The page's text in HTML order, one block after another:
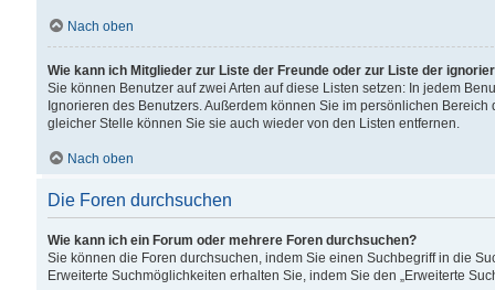
Nach oben
Wie kann ich Mitglieder zur Liste der Freunde oder zur Liste der
Sie können Benutzer auf zwei Arten auf diese Listen setzen: In jedem
Ignorieren des Benutzers. Außerdem können Sie im persönlichen
gleicher Stelle können Sie sie auch wieder von den Listen entfernen.
Nach oben
Die Foren durchsuchen
Wie kann ich ein Forum oder mehrere Foren durchsuchen?
Sie können die Foren durchsuchen, indem Sie einen Suchbegriff in die
Erweiterte Suchmöglichkeiten erhalten Sie, indem Sie den „Erweiterte